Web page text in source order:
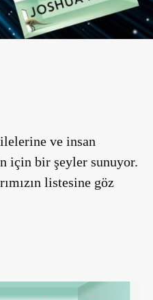
ve insan
için bir şeyler sunuyor.
listesine göz